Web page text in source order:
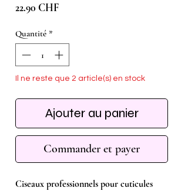
22.90 CHFPrix
Quantité *
Il ne reste que 2 article(s) en stock
Ajouter au panier
Commander et payer
Ciseaux professionnels pour cuticules